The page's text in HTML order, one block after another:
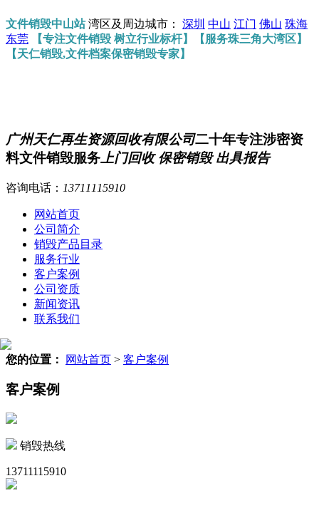
文件销毁中山站湾区及周边城市： 深圳 中山 江门 佛山 珠海
东莞
【专注文件销毁 树立行业标杆】【服务珠三角大湾区】
【天仁销毁,文件档案保密销毁专家】
广州天仁再生资源回收有限公司二十年专注涉密资
料文件销毁服务 上门回收 保密销毁 出具报告
咨询电话： 13711115910
网站首页
公司简介
销毁产品目录
服务行业
客户案例
公司资质
新闻资讯
联系我们
您的位置： 网站首页 > 客户案例
客户案例
销毁热线
13711115910